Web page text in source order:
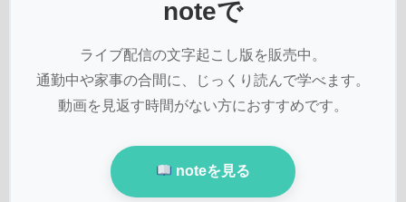
noteで
ライブ配信の文字起こし版を販売中。
通勤中や家事の合間に、じっくり読んで学べます。
動画を見返す時間がない方におすすめです。
noteを見る